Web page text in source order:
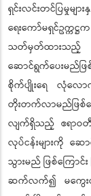
ရှင်းလင်းတင်ပြမှုမျ
ရေးကော်မရှင်ဥက္က
သတ်မှတ်ထားသည့် စ
ဆောင်ရွက်ပေးမည်ဖြစ်
စိုက်ပျိုးရေ လုံလော
တိုးတက်လာမည်ဖြစ်က
လျက်ရှိသည့် ဧရာဝတီမ
လုပ်ငန်းများကို ဆ
သွားမည် ဖြစ်ကြောင်
ဆက်လက်၍ မကွေးတိုင်